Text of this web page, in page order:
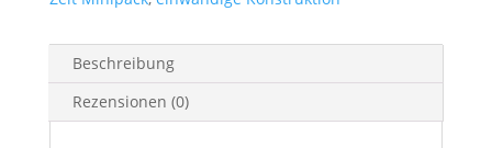
Beschreibung
Rezensionen (0)